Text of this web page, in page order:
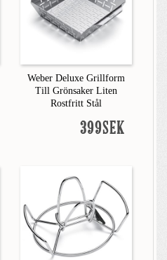
Weber Deluxe Grillform
Till Grönsaker Liten
Rostfritt Stål
399SEK